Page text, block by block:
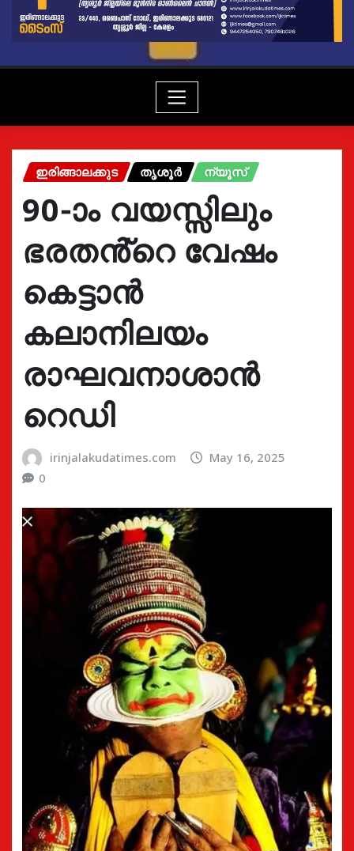
ഇരിങ്ങാലക്കുട തൃശൂർ ന്യൂസ്
90-ാം വയസ്സിലും
ഭരതൻ്റെ വേഷം
കെട്ടാൻ
കലാനിലയം
രാഘവനാശാൻ
റെഡി
irinjalakudatimes.com
May 16, 2025
0